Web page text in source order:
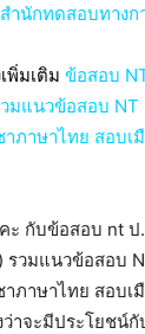
สำนักทดสอบทางก
พิ่มเติม ข้อสอบ
มแนวข้อสอบ
ภาษาไทย สอบเ
ะ กับข้อสอบ nt
รวมแนวข้อสอบ
ภาษาไทย สอบเ
าจะมีประโยชน์